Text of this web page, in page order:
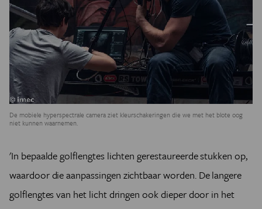
De mobiele hyperspectrale camera ziet kleurschakeringen die we met het blote oog
niet kunnen waarnemen.
'In bepaalde golflengtes lichten gerestaureerde stukken op,
waardoor die aanpassingen zichtbaar worden. De langere
golflengtes van het licht dringen ook dieper door in het